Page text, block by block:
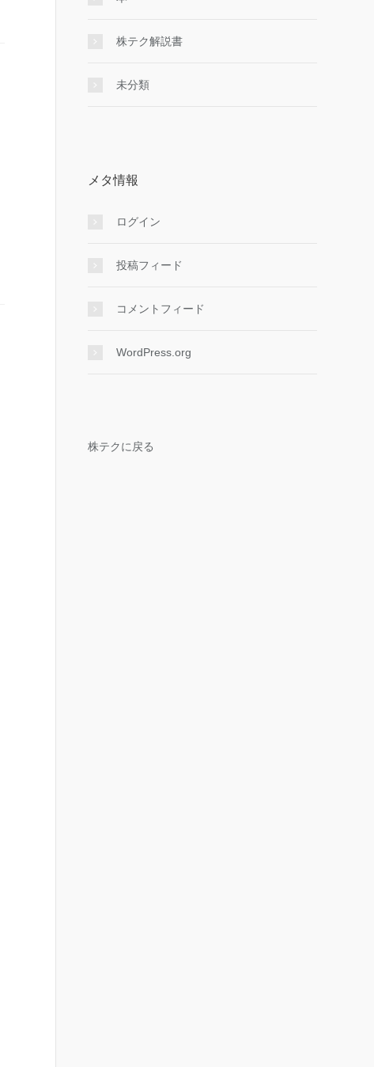
株テク解説書
未分類
メタ情報
ログイン
投稿フィード
コメントフィード
WordPress.org
株テクに戻る